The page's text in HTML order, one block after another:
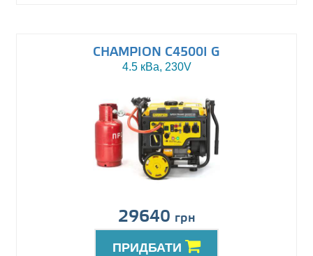
CHAMPION C4500I G
4.5 кВа, 230V
29640 грн
ПРИДБАТИ